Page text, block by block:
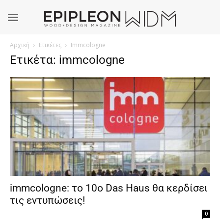
Αρχική Ετικέτες Immcologne
Ετικέτα: immcologne
immcologne: το 10ο Das Haus θα κερδίσει
τις εντυπώσεις!
0